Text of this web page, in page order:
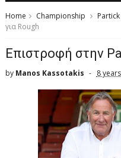
Home Championship
για Rough
Επιστροφή στην
by Manos Kassotakis 8